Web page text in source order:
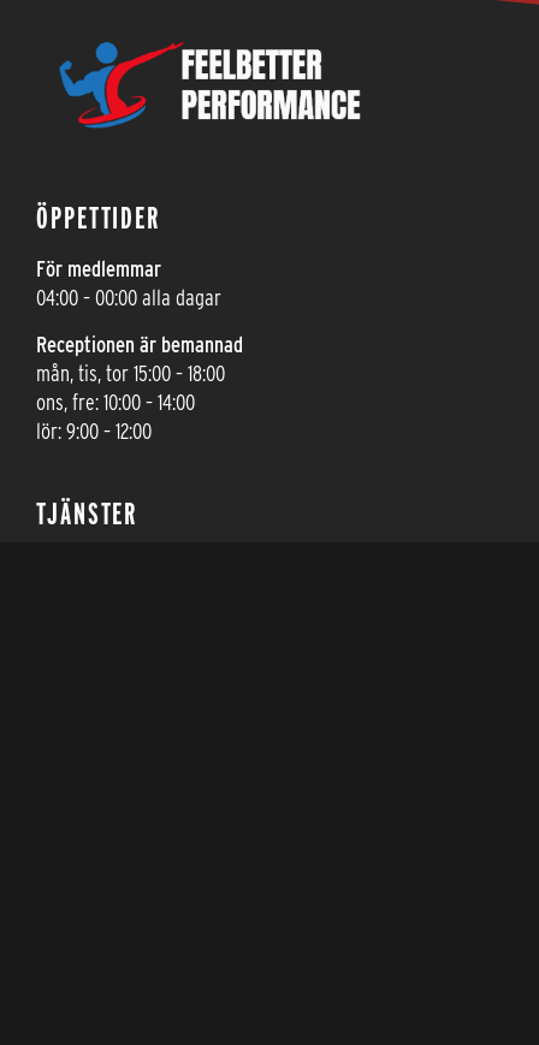
ÖPPETTIDER
För medlemmar
04:00 – 00:00 alla dagar
Receptionen är bemannad
mån, tis, tor 15:00 – 18:00
ons, fre: 10:00 – 14:00
lör: 9:00 – 12:00
TJÄNSTER